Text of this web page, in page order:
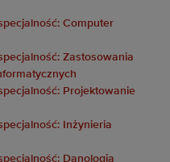
Computer
Zastosowania
Projektowanie
Inżynieria
Danologia